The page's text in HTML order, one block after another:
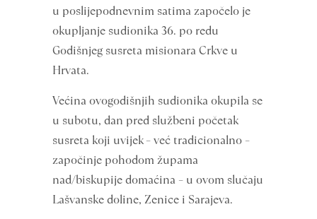
u poslijepodnevnim satima započelo je
okupljanje sudionika 36. po redu
Godišnjeg susreta misionara Crkve u
Hrvata.
Većina ovogodišnjih sudionika okupila se
u subotu, dan pred službeni početak
susreta koji uvijek – već tradicionalno –
započinje pohodom župama
nad/biskupije domaćina – u ovom slučaju
Lašvanske doline, Zenice i Sarajeva.